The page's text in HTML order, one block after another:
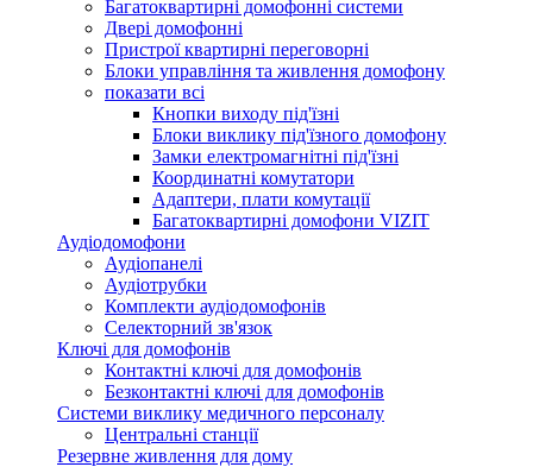
Багатоквартирні домофонні системи
Двері домофонні
Пристрої квартирні переговорні
Блоки управління та живлення домофону
показати всі
Кнопки виходу під'їзні
Блоки виклику під'їзного домофону
Замки електромагнітні під'їзні
Координатні комутатори
Адаптери, плати комутації
Багатоквартирні домофони VIZIT
Аудіодомофони
Аудіопанелі
Аудіотрубки
Комплекти аудіодомофонів
Селекторний зв'язок
Ключі для домофонів
Контактні ключі для домофонів
Безконтактні ключі для домофонів
Системи виклику медичного персоналу
Центральні станції
Резервне живлення для дому